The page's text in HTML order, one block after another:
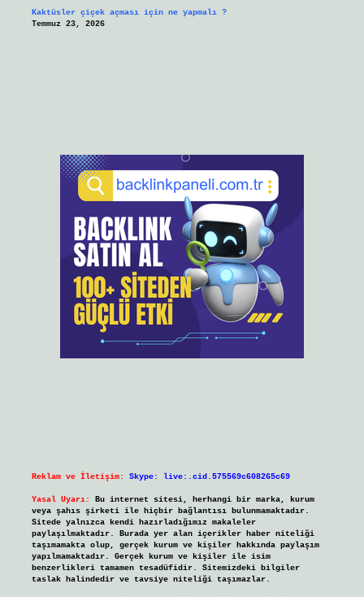
Kaktüsler çiçek açması için ne yapmalı ?
Temmuz 23, 2026
Reklam ve İletişim: Skype: live:.cid.575569c608265c69
Yasal Uyarı:
Bu internet sitesi, herhangi bir marka, kurum
veya şahıs şirketi ile hiçbir bağlantısı bulunmamaktadır.
Sitede yalnızca kendi hazırladığımız makaleler
paylaşılmaktadır. Burada yer alan içerikler haber niteliği
taşımamakta olup, gerçek kurum ve kişiler hakkında paylaşım
yapılmamaktadır. Gerçek kurum ve kişiler ile isim
benzerlikleri tamamen tesadüfidir. Sitemizdeki bilgiler
taslak halindedir ve tavsiye niteliği taşımazlar.